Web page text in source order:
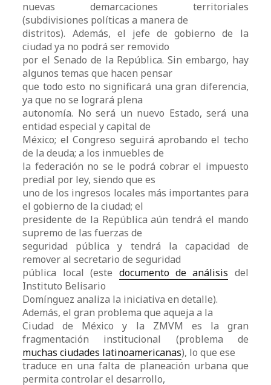
nuevas demarcaciones territoriales
(subdivisiones políticas a manera de
distritos). Además, el jefe de gobierno de la
ciudad ya no podrá ser removido
por el Senado de la República. Sin embargo, hay
algunos temas que hacen pensar
que todo esto no significará una gran diferencia,
ya que no se logrará plena
autonomía. No será un nuevo Estado, será una
entidad especial y capital de
México; el Congreso seguirá aprobando el techo
de la deuda; a los inmuebles de
la federación no se le podrá cobrar el impuesto
predial por ley, siendo que es
uno de los ingresos locales más importantes para
el gobierno de la ciudad; el
presidente de la República aún tendrá el mando
supremo de las fuerzas de
seguridad pública y tendrá la capacidad de
remover al secretario de seguridad
pública local (este documento de análisis del
Instituto Belisario
Domínguez analiza la iniciativa en detalle).
Además, el gran problema que aqueja a la
Ciudad de México y la ZMVM es la gran
fragmentación institucional (problema de
muchas ciudades latinoamericanas), lo que ese
traduce en una falta de planeación urbana que
permita controlar el desarrollo,